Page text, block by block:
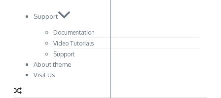
Support
Documentation
Video Tutorials
Support
About theme
Visit Us